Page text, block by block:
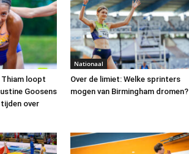
loopt
Goosens
over
Nationaal
Over de limiet: Welke sprinters
mogen van Birmingham dromen?